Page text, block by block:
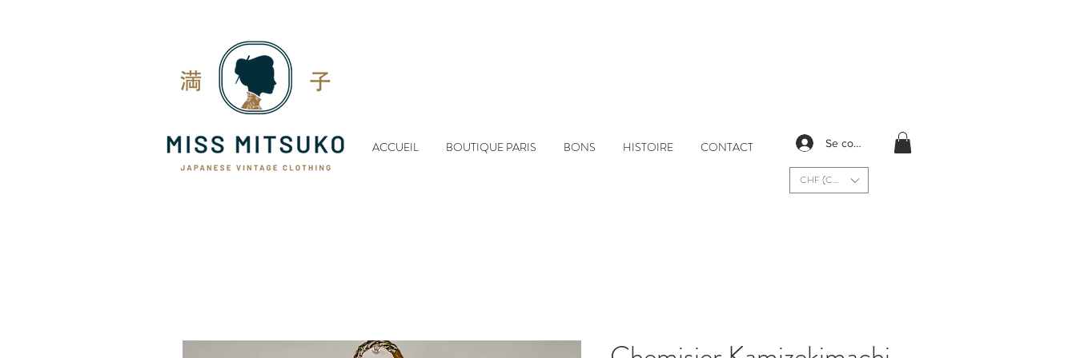
ACCUEIL BOUTIQUE PARIS BONS HISTOIRE CONTACT Se connecter
CHF (CHF)